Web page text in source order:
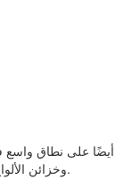
وخزائن الألواح، وخزانة الملابس، والديكور الداخلي، وما إلى ذلك.